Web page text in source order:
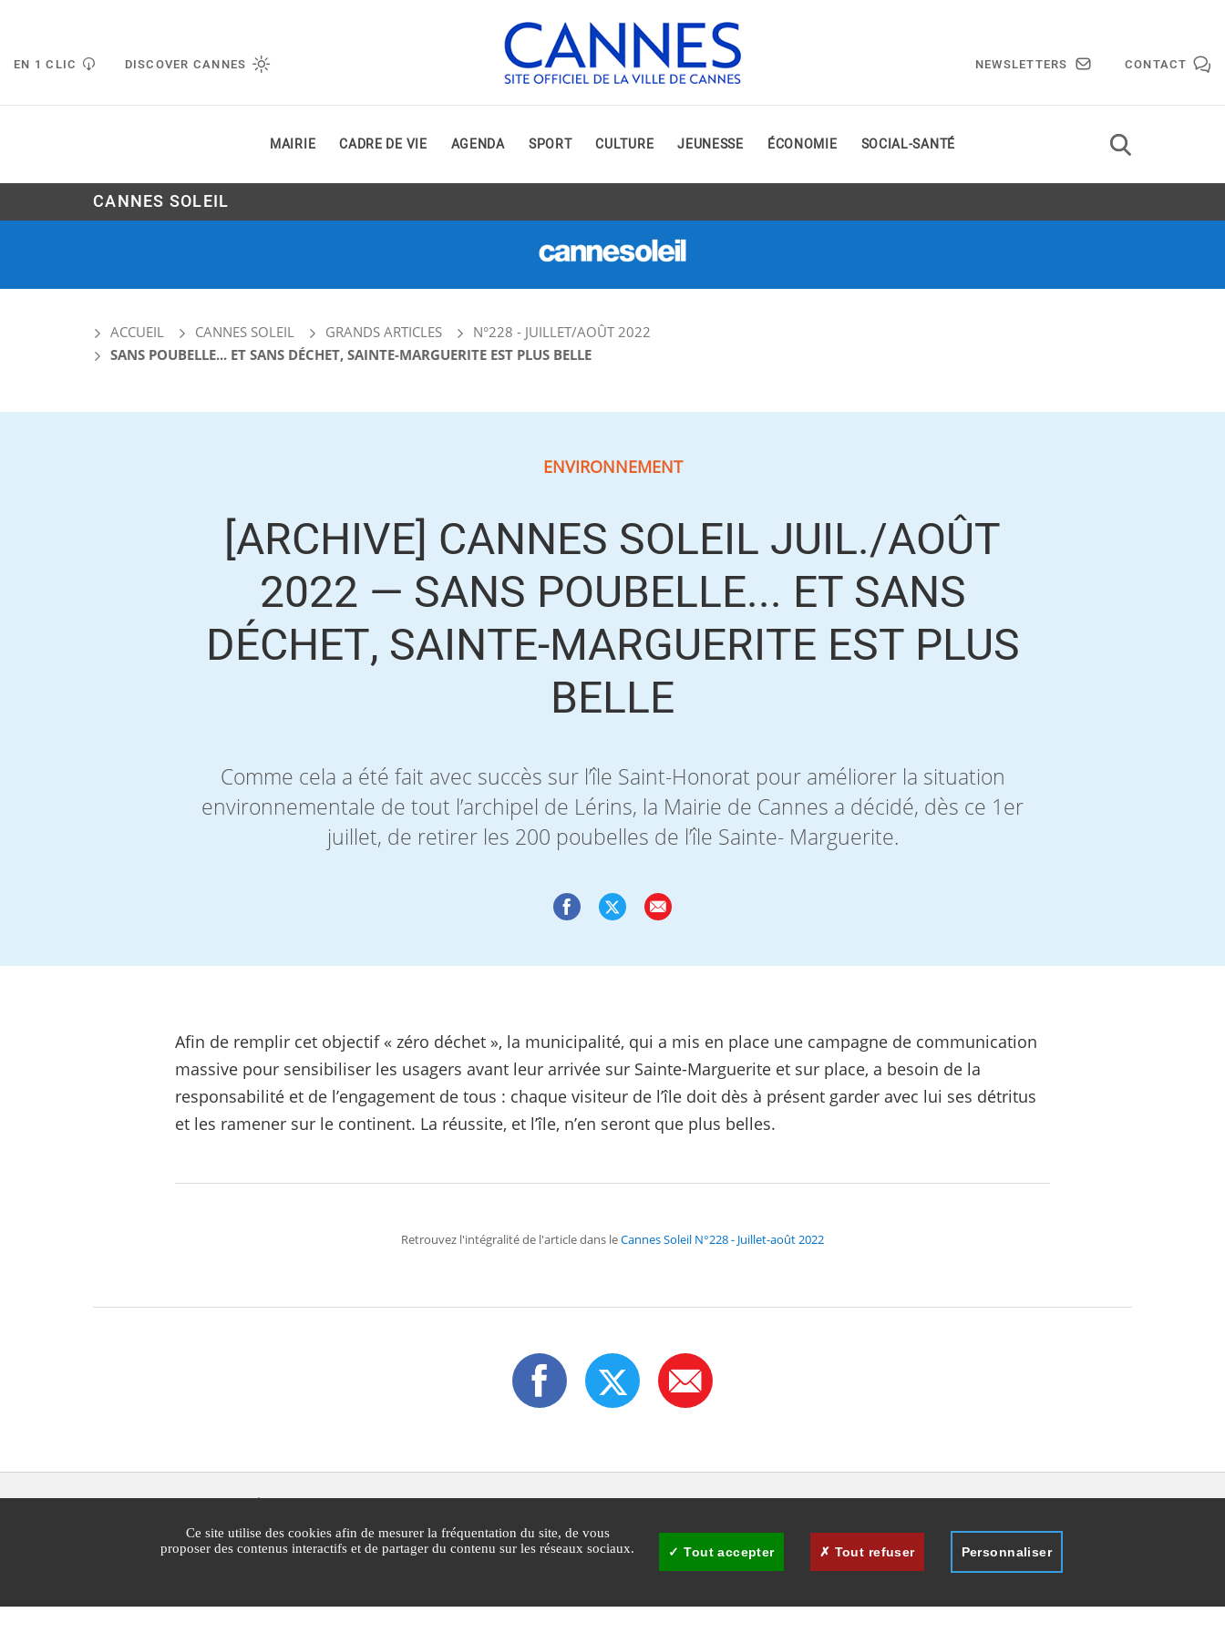
EN 1 CLIC DISCOVER CANNES NEWSLETTERS CONTACT
MAIRIE CADRE DE VIE AGENDA SPORT CULTURE JEUNESSE ÉCONOMIE SOCIAL-SANTÉ
CANNES SOLEIL
ACCUEIL CANNES SOLEIL GRANDS ARTICLES
N°228 - JUILLET/AOÛT 2022
SANS POUBELLE... ET SANS DÉCHET, SAINTE-MARGUERITE EST PLUS BELLE
ENVIRONNEMENT
[ARCHIVE] CANNES SOLEIL JUIL./AOÛT
2022 — SANS POUBELLE... ET SANS
DÉCHET, SAINTE-MARGUERITE EST PLUS
BELLE
Comme cela a été fait avec succès sur l’île Saint-Honorat pour améliorer la situation
environnementale de tout l’archipel de Lérins, la Mairie de Cannes a décidé, dès ce 1er
juillet, de retirer les 200 poubelles de l’île Sainte- Marguerite.
Afin de remplir cet objectif « zéro déchet », la municipalité, qui a mis en place une campagne de communication
massive pour sensibiliser les usagers avant leur arrivée sur Sainte-Marguerite et sur place, a besoin de la
responsabilité et de l’engagement de tous : chaque visiteur de l’île doit dès à présent garder avec lui ses détritus
et les ramener sur le continent. La réussite, et l’île, n’en seront que plus belles.
Retrouvez l'intégralité de l'article dans leCannes Soleil N°228 - Juillet-août 2022
Mairie de Cannes
CS 30140
06414 Cedex Cannes
Ce site utilise des cookies afin de mesurer la fréquentation du site, de vous
proposer des contenus interactifs et de partager du contenu sur les réseaux sociaux.
Tout accepter Tout refuser Personnaliser